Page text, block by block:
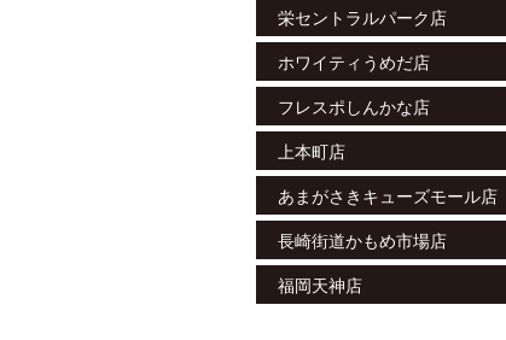
栄セントラルパーク店
ホワイティうめだ店
フレスポしんかな店
上本町店
あまがさきキューズモール店
長崎街道かもめ市場店
福岡天神店